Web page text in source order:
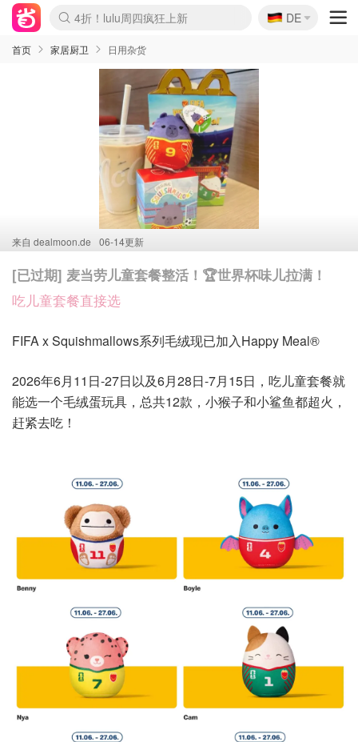
Boticinal 夏促开抢！
4折！lulu周四疯狂上新
还没结束！&OtherStories大促
Joybuy变相75折 随时失效
速领！Stanley独家85折
疑似霸哥！Camper额外叠85折
Zalando 奥莱闪促！每日更新
Moncler反季囤！5折起+叠9折
Coach Brooklyn仅€192
🇩🇪
DE
首页 家居厨卫 日用杂货
来自 dealmoon.de 06-14更新
[已过期] 麦当劳儿童套餐整活！🏆世界杯味儿拉满！
吃儿童套餐直接选
FIFA x Squishmallows系列毛绒现已加入Happy Meal®
2026年6月11日-27日以及6月28日-7月15日，吃儿童套餐就
能选一个毛绒蛋玩具，总共12款，小猴子和小鲨鱼都超火，
赶紧去吃！